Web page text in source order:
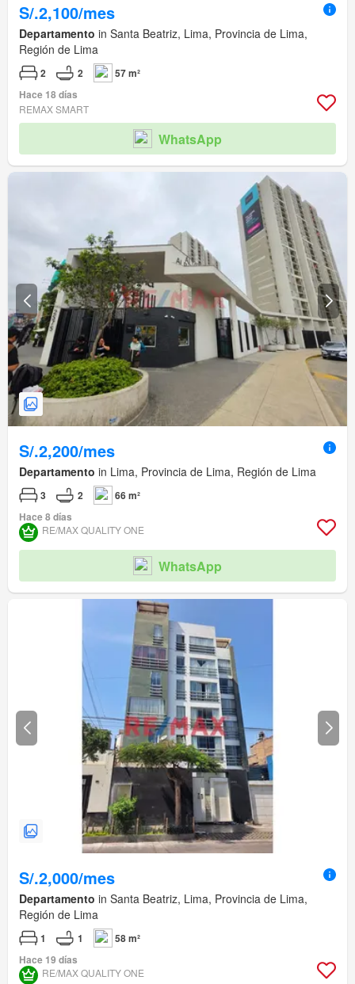
S/.2,100/mes
Departamento in Santa Beatriz, Lima, Provincia de Lima,
Región de Lima
2 2
57 m²
Hace 18 días
REMAX SMART
WhatsApp
S/.2,200/mes
Departamento in Lima, Provincia de Lima, Región de Lima
3 2
66 m²
Hace 8 días
RE/MAX QUALITY ONE
WhatsApp
S/.2,000/mes
Departamento in Santa Beatriz, Lima, Provincia de Lima,
Región de Lima
1 1
58 m²
Hace 19 días
RE/MAX QUALITY ONE